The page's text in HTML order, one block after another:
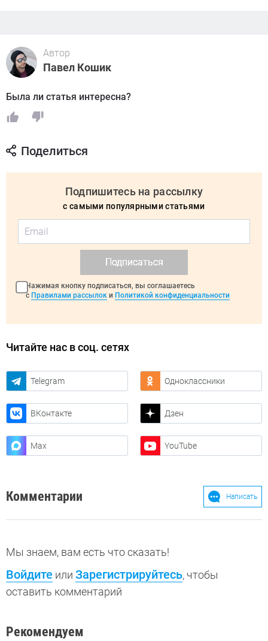
Автор
Павел Кошик
Была ли статья интересна?
Поделиться
Подпишитесь на рассылку
с самыми популярными статьями
Подписаться
Нажимая кнопку подписаться, вы соглашаетесь
с Правилами рассылок и Политикой конфиденциальности
Читайте нас в соц. сетях
Telegram Одноклассники
ВКонтакте Дзен
Max YouTube
Комментарии Написать
Мы знаем, вам есть что сказать!
Войдите или Зарегистрируйтесь, чтобы
оставить комментарий
Рекомендуем